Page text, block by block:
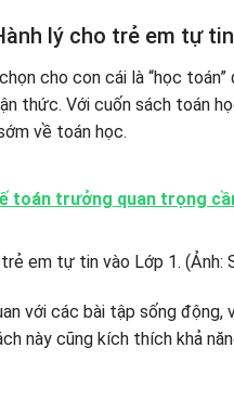
lý cho trẻ em tự
cho con cái là “học
thức. Với cuốn sách toán
về toán học.
toán trưởng quan trọng
với các bài tập sống động,
này cũng kích thích khả